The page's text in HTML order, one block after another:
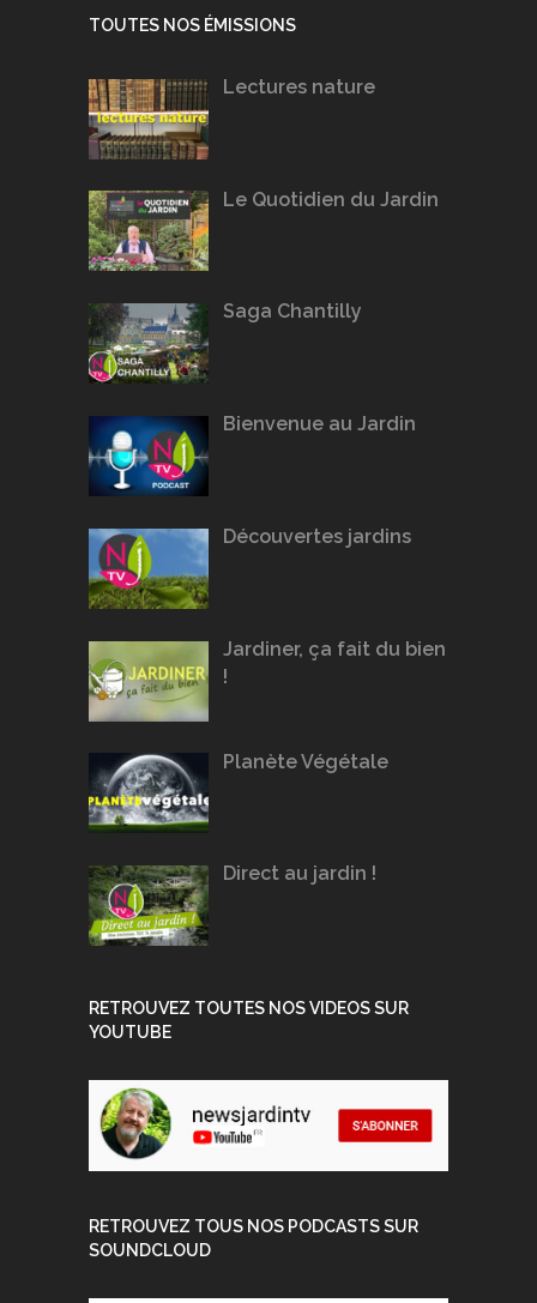
TOUTES NOS ÉMISSIONS
Lectures nature
Le Quotidien du Jardin
Saga Chantilly
Bienvenue au Jardin
Découvertes jardins
Jardiner, ça fait du bien
!
Planète Végétale
Direct au jardin !
RETROUVEZ TOUTES NOS VIDEOS SUR
YOUTUBE
RETROUVEZ TOUS NOS PODCASTS SUR
SOUNDCLOUD